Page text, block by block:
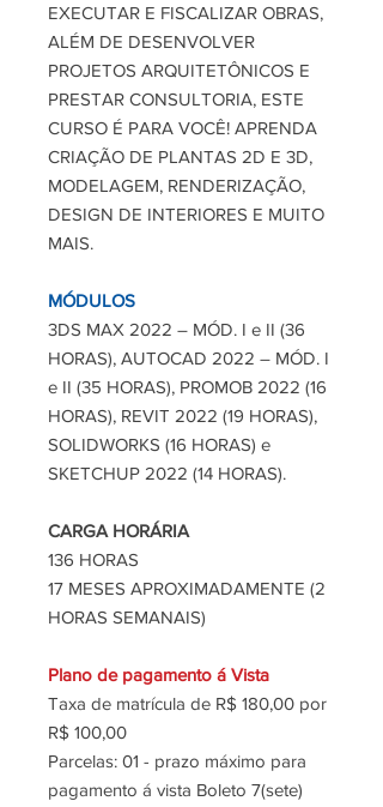
EXECUTAR E FISCALIZAR OBRAS,
ALÉM DE DESENVOLVER
PROJETOS ARQUITETÔNICOS E
PRESTAR CONSULTORIA, ESTE
CURSO É PARA VOCÊ! APRENDA
CRIAÇÃO DE PLANTAS 2D E 3D,
MODELAGEM, RENDERIZAÇÃO,
DESIGN DE INTERIORES E MUITO
MAIS.
MÓDULOS
3DS MAX 2022 – MÓD. I e II (36
HORAS), AUTOCAD 2022 – MÓD. I
e II (35 HORAS), PROMOB 2022 (16
HORAS), REVIT 2022 (19 HORAS),
SOLIDWORKS (16 HORAS) e
SKETCHUP 2022 (14 HORAS).
CARGA HORÁRIA
136 HORAS
17 MESES APROXIMADAMENTE (2
HORAS SEMANAIS)
Plano de pagamento á Vista
Taxa de matrícula de R$ 180,00 por
R$ 100,00
Parcelas: 01 - prazo máximo para
pagamento á vista Boleto 7(sete)